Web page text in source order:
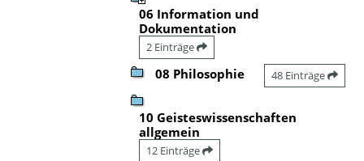
06 Information und
Dokumentation
2 Einträge
08 Philosophie 48 Einträge
10 Geisteswissenschaften
allgemein
12 Einträge